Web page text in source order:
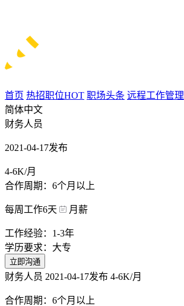
首页 热招职位HOT 职场头条 远程工作管理
简体中文
财务人员
2021-04-17发布
4-6K/月
合作周期：6个月以上
每周工作6天 月薪
工作经验：1-3年
学历要求：大专
立即沟通
财务人员 2021-04-17发布 4-6K/月
合作周期：6个月以上